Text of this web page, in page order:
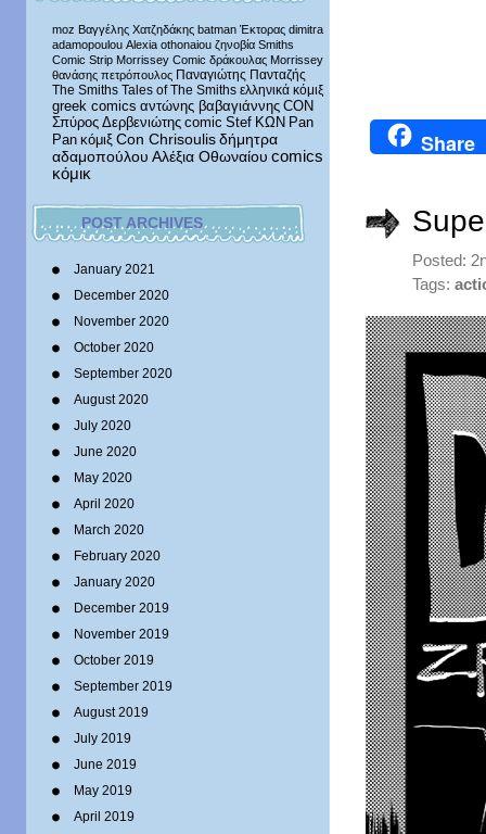
moz Βαγγέλης Χατζηδάκης batman Έκτορας dimitra
adamopoulou Alexia othonaiou ζηνοβία Smiths
Comic Strip Morrissey Comic δράκουλας Morrissey
θανάσης πετρόπουλος Παναγιώτης Πανταζής
The Smiths Tales of The Smiths ελληνικά κόμιξ
greek comics αντώνης βαβαγιάννης CON
Σπύρος Δερβενιώτης comic Stef ΚΩΝ Pan
Pan κόμιξ Con Chrisoulis δήμητρα
αδαμοπούλου Αλέξια Οθωναίου comics
κόμικ
POST ARCHIVES
January 2021
December 2020
November 2020
October 2020
September 2020
August 2020
July 2020
June 2020
May 2020
April 2020
March 2020
February 2020
January 2020
December 2019
November 2019
October 2019
September 2019
August 2019
July 2019
June 2019
May 2019
April 2019
Share
Posted:
Tags: